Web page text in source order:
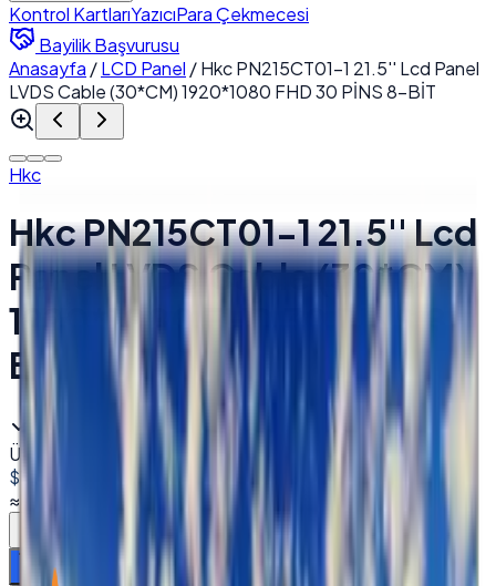
Kontrol KartlarıYazıcıPara Çekmecesi
Bayilik Başvurusu
Anasayfa /LCD Panel /Hkc PN215CT01-1 21.5'' Lcd Panel
LVDS Cable (30*CM) 1920*1080 FHD 30 PİNS 8-BİT
Hkc
Hkc PN215CT01-1 21.5'' Lcd
Panel LVDS Cable (30*CM)
1920*1080 FHD 30 PİNS 8-
BİT
Ürün Kodu:
000885 Barkod (EAN):
2000000008851
$145.00
≈
+ KDV
Sepete ekle